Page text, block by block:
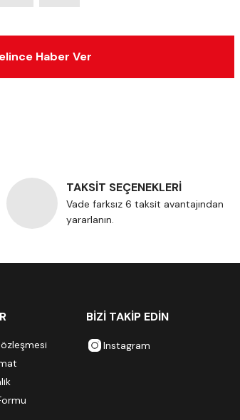
Haber Ver
TAKSİT SEÇENEKLERİ
Vade farksız 6 taksit avantajından
yararlanın.
BİZİ TAKİP EDİN
Instagram